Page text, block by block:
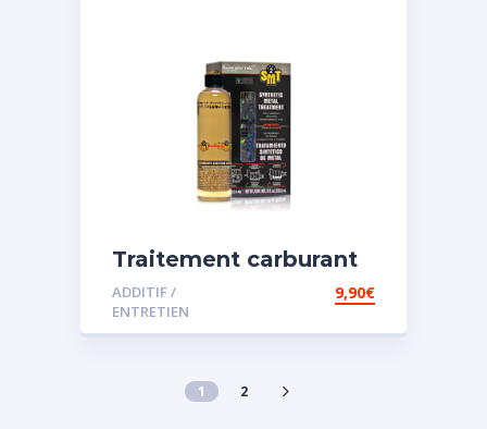
Traitement carburant
spécial essence
ADDITIF /
ENTRETIEN
9,90€
1 2